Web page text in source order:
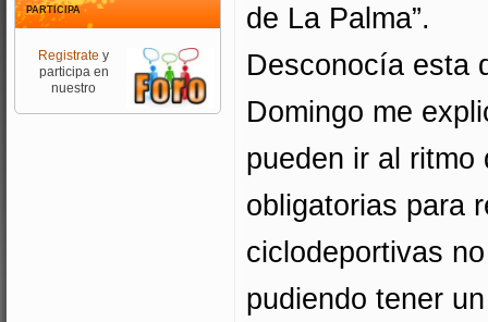
PARTICIPA
Registrate y
participa en
nuestro
de La Palma”.
Desconocía esta
Domingo me
pueden ir al ritmo
obligatorias para
ciclodeportivas
pudiendo tener